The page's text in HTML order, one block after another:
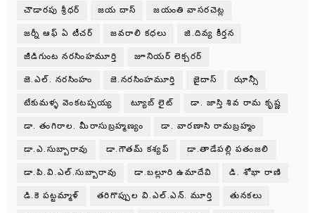
చౌడారపు శ్రీధర్ జయ దాస్ జయంతి వాసరచెట్ల
జర్నీ ఆఫ్ ఏ టీచర్ జవరాలి కధలు జి.దివ్య కీర్తన
జీడిగుంట నరసింహమూర్తి జూనియర్ లెక్చరర్
జె.ఎల్. నరసింహం జె.నరసింహమూర్తి జైదాస్ ఝాన్సీ
టేకుమళ్ళ వెంకటప్పయ్య ట్యూబ్ లైట్ డా. జాస్తి శివ రామ కృష్ణ
డా. తంగిరాల. మీరాసుబ్రహ్మణ్యం డా. వారణాసి రామబ్రహ్మం
డా.ఎ.సుబ్బారావు డా.గౌతమ్ కశ్యప్ డా.తాడేపల్లి పతంజలి
డా.పి.వి.ఎల్.సుబ్బారావు డా.బల్లూరి ఉమాదేవి డి. శోభా రాణి
డి.కె పట్టమ్మాళ్ తరిగొప్పుల వి.ఎల్.ఎన్. మూర్తి తునకలు